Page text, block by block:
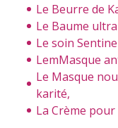
Le Beurre de
Le Baume
Le soin
LemMasque
Le Masque
karité,
La Crème